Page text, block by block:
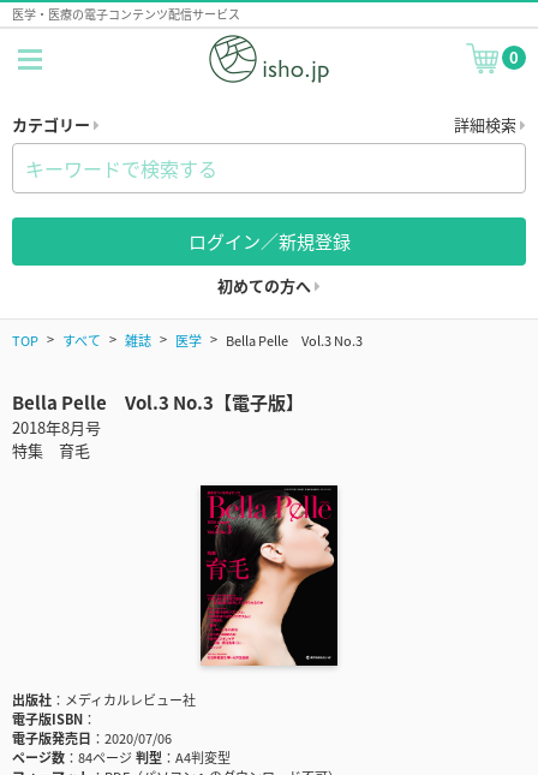
医学・医療の電子コンテンツ配信サービス
0
カテゴリー 詳細検索
ログイン／新規登録
初めての方へ
TOP すべて 雑誌 医学 Bella Pelle Vol.3 No.3
Bella Pelle Vol.3 No.3【電子版】
2018年8月号
特集 育毛
出版社
メディカルレビュー社
電子版ISBN
電子版発売日
2020/07/06
ページ数
84ページ判型
A4判変型